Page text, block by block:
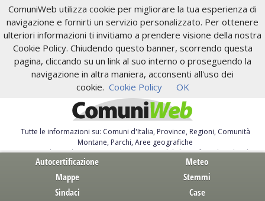
ComuniWeb utilizza cookie per migliorare la tua esperienza di
navigazione e fornirti un servizio personalizzato. Per ottenere
ulteriori informazioni ti invitiamo a prendere visione della nostra
Cookie Policy. Chiudendo questo banner, scorrendo questa
pagina, cliccando su un link al suo interno o proseguendo la
navigazione in altra maniera, acconsenti all'uso dei
cookie. Cookie Policy OK
Tutte le informazioni su: Comuni d'Italia, Province, Regioni, Comunità
Montane, Parchi, Aree geografiche
Servizi al Cittadino. Autocertificazione, moduli, leggi, free download
Autocertificazione
Meteo
Mappe
Stemmi
Sindaci
Case